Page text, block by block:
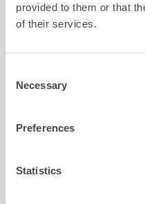
provided to them or that
of their services.
Selection
Necessary
Preferences
Statistics
SPACE on the
5.0